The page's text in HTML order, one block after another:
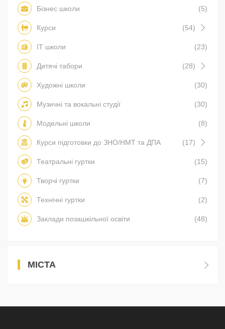
Бізнес школи (5)
Курси (54)
IT школи (23)
Дитячі табори (28)
Художні школи (30)
Музичні та вокальні студії (30)
Модельні школи (8)
Курси підготовки до ЗНО/НМТ та ДПА (17)
Театральні гуртки (15)
Творчі гуртки (7)
Технічні гуртки (2)
Заклади позашкільної освіти (48)
МІСТА